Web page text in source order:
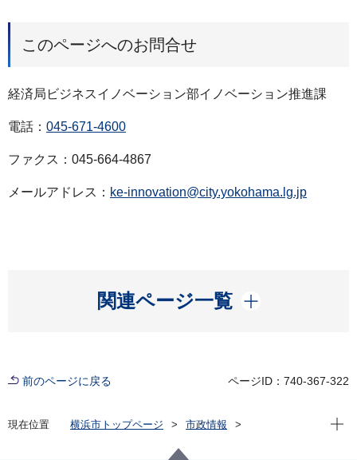
このページへのお問合せ
経済局ビジネスイノベーション部イノベーション推進課
電話： 045-671-4600
ファクス：045-664-4867
メールアドレス： ke-innovation@city.yokohama.lg.jp
関連ページ一覧
開く
前のページに戻る ページID：740-367-322
現在位置 横浜市トップページ
市政情報
現在